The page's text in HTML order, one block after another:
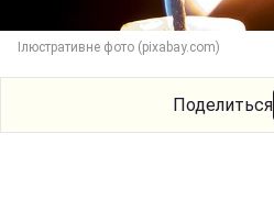
Ілюстративне фото (pixabay.com)
Поделиться